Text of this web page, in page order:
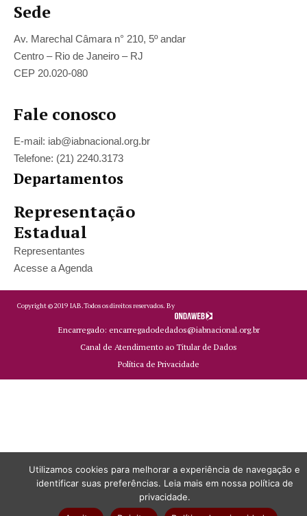
Sede
Av. Marechal Câmara n° 210, 5º andar
Centro – Rio de Janeiro – RJ
CEP 20.020-080
Fale conosco
E-mail: iab@iabnacional.org.br
Telefone: (21) 2240.3173
Departamentos
Representação
Estadual
Representantes
Acesse a Agenda
Copyright ©2019 IAB.Todos os direitos reservados. By
Encarregado: encarregadodedados@iabnacional.org.br
Canal de Atendimento ao Titular de Dados
Política de Privacidade
Utilizamos cookies para melhorar a experiência de navegação e
identificar suas preferências. Leia mais em nossa política de
privacidade.